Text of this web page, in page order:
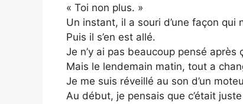
« Toi non plus. »
Un instant, il a souri d’une façon
Puis il s’en est allé.
Je n’y ai pas beaucoup pensé après
Mais le lendemain matin, tout a
Je me suis réveillé au son d’un
Au début, je pensais que c’était